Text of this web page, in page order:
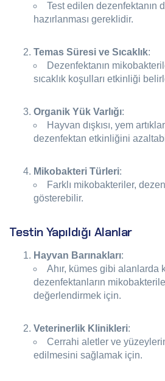
Test edilen dezenfektanın
hazırlanması gereklidir.
Temas Süresi ve Sıcaklık:
Dezenfektanın
sıcaklık koşulları etkinliği
Organik Yük Varlığı:
Hayvan dışkısı, yem
dezenfektan etkinliğini
Mikobakteri Türleri:
Farklı mikobakteriler,
gösterebilir.
Testin Yapıldığı Alanlar
Hayvan Barınakları:
Ahır, kümes gibi alanlarda
dezenfektanların
değerlendirmek için.
Veterinerlik Klinikleri:
Cerrahi aletler ve
edilmesini sağlamak için.